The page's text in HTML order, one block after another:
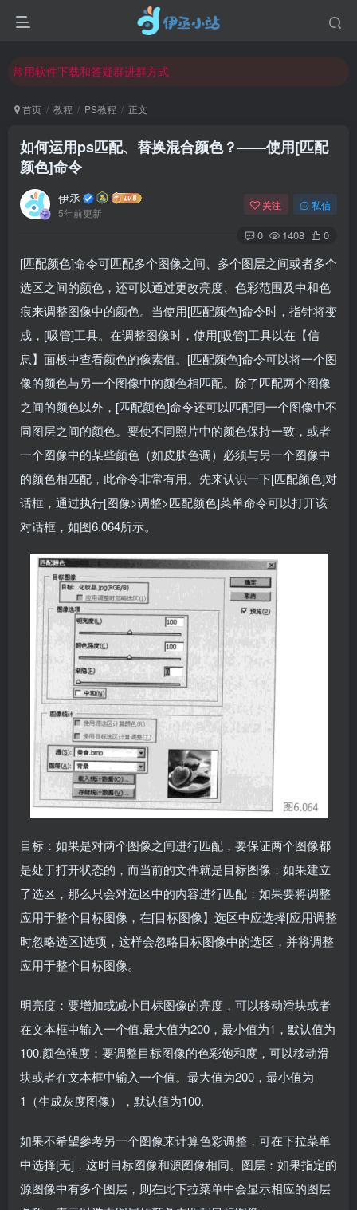
欢迎反馈网站中存在的问题和建议！
常用软件下载和答疑群进群方式
欢迎访问伊丞小站！
首页 教程 PS教程 正文
如何运用ps匹配、替换混合颜色？——使用[匹配
颜色]命令
伊丞
5年前更新
关注 私信
0 1408 0
[匹配颜色]命令可匹配多个图像之间、多个图层之间或者多个
选区之间的颜色，还可以通过更改亮度、色彩范围及中和色
痕来调整图像中的颜色。当使用[匹配颜色]命令时，指针将变
成，[吸管]工具。在调整图像时，使用[吸管]工具以在【信
息】面板中查看颜色的像素值。[匹配颜色]命令可以将一个图
像的颜色与另一个图像中的颜色相匹配。除了匹配两个图像
之间的颜色以外，[匹配颜色]命令还可以匹配同一个图像中不
同图层之间的颜色。要使不同照片中的颜色保持一致，或者
一个图像中的某些颜色（如皮肤色调）必须与另一个图像中
的颜色相匹配，此命令非常有用。先来认识一下[匹配颜色]对
话框，通过执行[图像>调整>匹配颜色]菜单命令可以打开该
对话框，如图6.064所示。
目标：如果是对两个图像之间进行匹配，要保证两个图像都
是处于打开状态的，而当前的文件就是目标图像；如果建立
了选区，那么只会对选区中的内容进行匹配；如果要将调整
应用于整个目标图像，在[目标图像】选区中应选择[应用调整
时忽略选区]选项，这样会忽略目标图像中的选区，并将调整
应用于整个目标图像。
明亮度：要增加或减小目标图像的亮度，可以移动滑块或者
在文本框中输入一个值.最大值为200，最小值为1，默认值为
100.颜色强度：要调整目标图像的色彩饱和度，可以移动滑
块或者在文本框中输入一个值。最大值为200，最小值为
1（生成灰度图像），默认值为100.
如果不希望參考另一个图像来计算色彩调整，可在下拉菜单
中选择[无]，这时目标图像和源图像相同。图层：如果指定的
源图像中有多个图层，则在此下拉菜单中会显示相应的图层